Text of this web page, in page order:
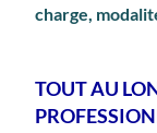
charge,
TOUT AU